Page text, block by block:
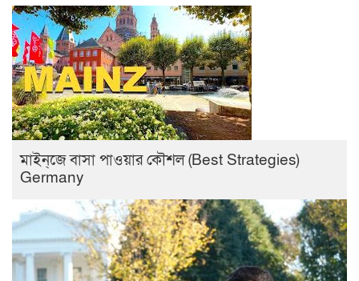
মাইন্‌জে বাসা পাওয়ার কৌশল (Best Strategies)
Germany